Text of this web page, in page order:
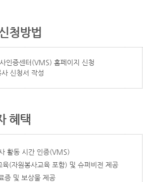
청방법
인증센터(VMS) 홈페이지 신청
신청서 작성
혜택
활동 시간 인증(VMS)
육(자원봉사교육 포함) 및 슈퍼비전 제공
증 및 보상물 제공